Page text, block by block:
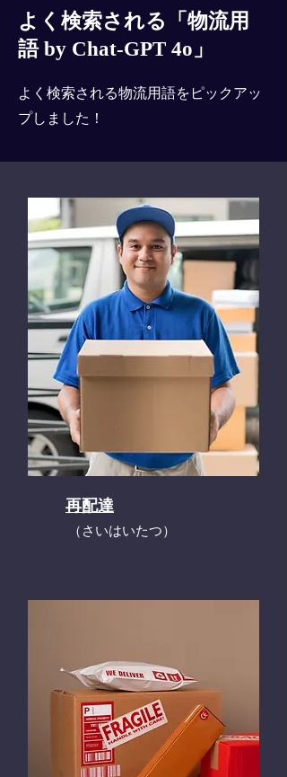
よく検索される「物流用
語 by Chat-GPT 4o」
よく検索される物流用語をピックアッ
プしました！
再配達
​（さいはいたつ）